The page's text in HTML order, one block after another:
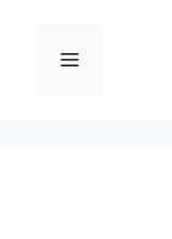
القائمة